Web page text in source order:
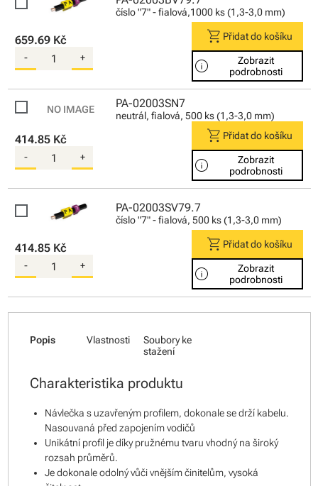
číslo "7" - fialová,1000 ks (1,3-3,0 mm)
659.69 Kč
- +
shopping_cart Přidat do košíku
info
Zobrazit
podrobnosti
PA-02003SN7
neutrál, fialová, 500 ks (1,3-3,0 mm)
414.85 Kč
- +
shopping_cart Přidat do košíku
info
Zobrazit
podrobnosti
PA-02003SV79.7
číslo "7" - fialová, 500 ks (1,3-3,0 mm)
414.85 Kč
- +
shopping_cart Přidat do košíku
info
Zobrazit
podrobnosti
Popis Vlastnosti
Soubory ke
stažení
Charakteristika produktu
Návlečka s uzavřeným profilem, dokonale se drží kabelu.
Nasouvaná před zapojením vodičů
Unikátní profil je díky pružnému tvaru vhodný na široký
rozsah průměrů.
Je dokonale odolný vůči vnějším činitelům, vysoká